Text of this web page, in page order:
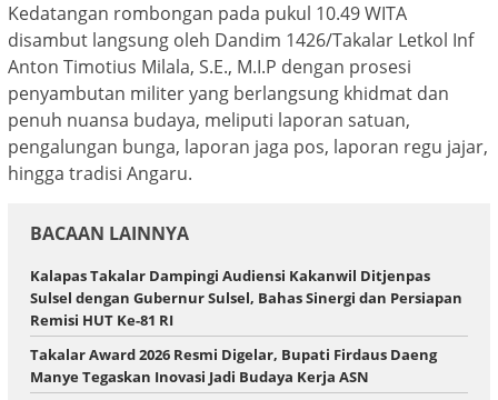
Kedatangan rombongan pada pukul 10.49 WITA
disambut langsung oleh Dandim 1426/Takalar Letkol Inf
Anton Timotius Milala, S.E., M.I.P dengan prosesi
penyambutan militer yang berlangsung khidmat dan
penuh nuansa budaya, meliputi laporan satuan,
pengalungan bunga, laporan jaga pos, laporan regu jajar,
hingga tradisi Angaru.
BACAAN LAINNYA
Kalapas Takalar Dampingi Audiensi Kakanwil Ditjenpas
Sulsel dengan Gubernur Sulsel, Bahas Sinergi dan Persiapan
Remisi HUT Ke-81 RI
Takalar Award 2026 Resmi Digelar, Bupati Firdaus Daeng
Manye Tegaskan Inovasi Jadi Budaya Kerja ASN